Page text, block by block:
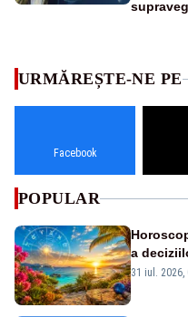
URMĂREȘTE-NE PE
Facebook
POPULAR
a
Vezi
31 iul. 2026,